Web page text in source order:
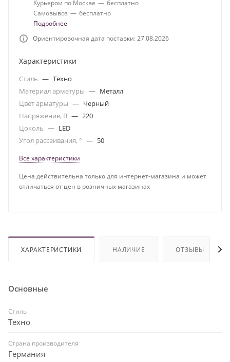
Курьером по Москве — бесплатно
Самовывоз — бесплатно
Подробнее
Ориентировочная дата поставки: 27.08.2026
Характеристики
Стиль — Техно
Материал арматуры — Металл
Цвет арматуры — Черный
Напряжение, В — 220
Цоколь — LED
Угол рассеивания, ° — 50
Все характеристики
Цена действительна только для интернет-магазина и может
отличаться от цен в розничных магазинах
ХАРАКТЕРИСТИКИ НАЛИЧИЕ ОТЗЫВЫ
Основные
Стиль
Техно
Страна производителя
Германия